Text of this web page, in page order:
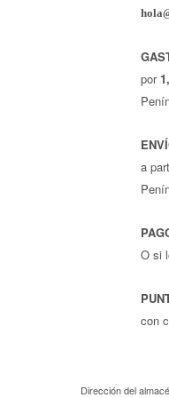
por
a
O si
con
Dirección del